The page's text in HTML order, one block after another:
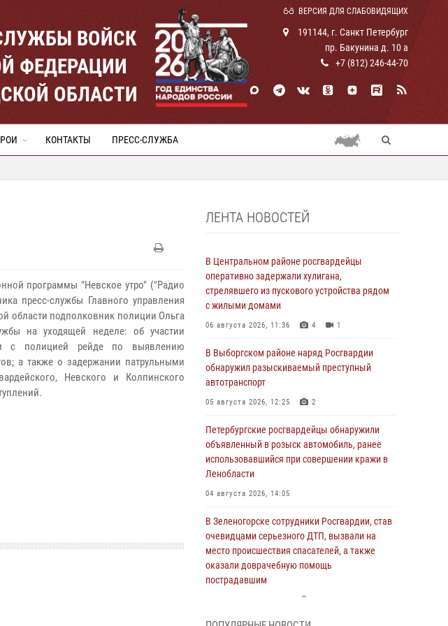
ВЕРСИЯ ДЛЯ СЛАБОВИДЯЩИХ
ВОЙСК
ФЕДЕРАЦИИ
ОБЛАСТИ
191144, г. Санкт Петербург
пр. Бакунина д. 10 а
+7 (812) 246-44-70
КОНТАКТЫ ПРЕСС-СЛУЖБА
программы "Невское утро" ("Радио
пресс-службы Главного управления
области подполковник полиции Ольга
на уходящей неделе: об участии
с полицией рейде по выявлению
а также о задержании патрульными
Невского и Колпинского
ЛЕНТА НОВОСТЕЙ
В Центральном районе росгвардейцы
оперативно задержали хулигана,
стрелявшего из пускового устройства рядом
с жилыми домами
06 августа 2026, 11:36 4 1
В Выборгском районе наряд Росгвардии
обнаружил разыскиваемый преступный
автотранспорт
05 августа 2026, 12:25 2
Петербургские росгвардейцы обнаружили
объявленный в розыск автомобиль, ранее
использовавшийся при совершении кражи в
Ленобласти
04 августа 2026, 14:05
В Зеленогорске сотрудники Росгвардии, став
очевидцами серьезного ДТП, вызвали на
место происшествия спасателей, а также
оказали доврачебную помощь
пострадавшим